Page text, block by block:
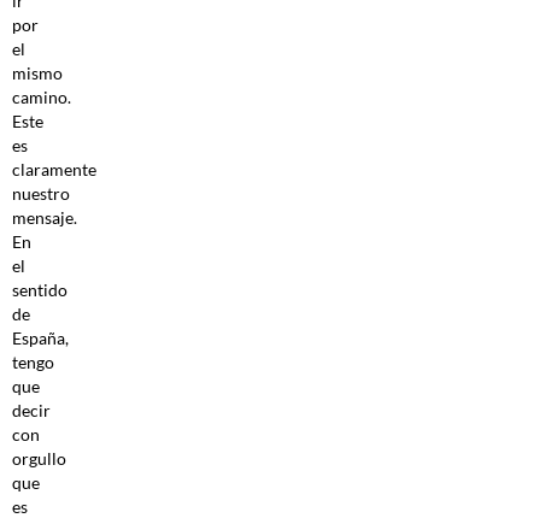
por
el
mismo
camino.
Este
es
claramente
nuestro
mensaje.
En
el
sentido
de
España,
tengo
que
decir
con
orgullo
que
es